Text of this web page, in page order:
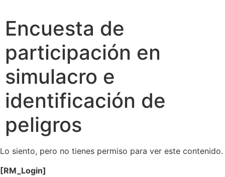
Encuesta de
participación en
simulacro e
identificación de
peligros
Lo siento, pero no tienes permiso para ver este contenido.
[RM_Login]